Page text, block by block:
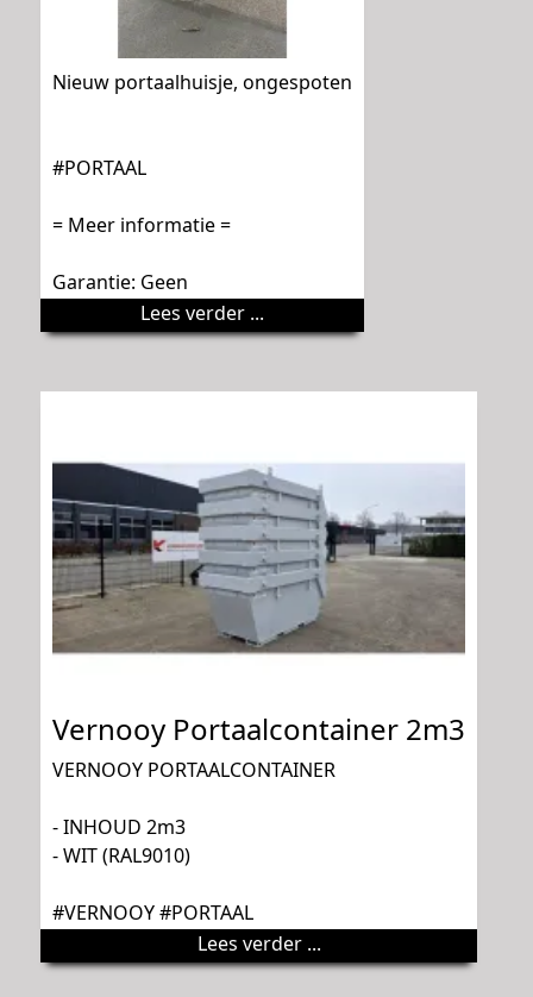
Nieuw portaalhuisje, ongespoten
#PORTAAL
= Meer informatie =
Garantie: Geen
Lees verder ...
Vernooy Portaalcontainer 2m3
VERNOOY PORTAALCONTAINER
- INHOUD 2m3
- WIT (RAL9010)
#VERNOOY #PORTAAL
Lees verder ...